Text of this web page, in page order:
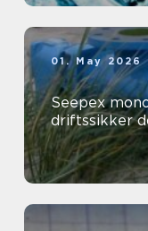
01. May 2026
Seepex
driftssikker